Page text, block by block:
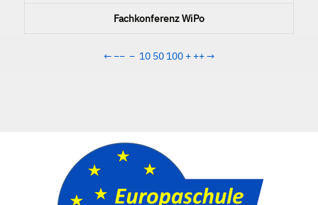
Fachkonferenz WiPo
← −− − 10 50 100 + ++→